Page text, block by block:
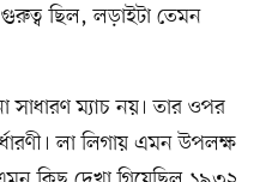
ছিল, লড়াইটা তেমন
সাধারণ ম্যাচ নয়। তার ওপর
লা লিগায় এমন উপলক্ষ